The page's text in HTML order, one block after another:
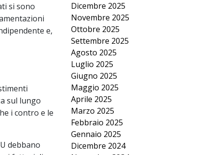
si sono
e,
sul lungo
i contro e le
debbano
Dicembre 2025
Novembre 2025
Ottobre 2025
Settembre 2025
Agosto 2025
Luglio 2025
Giugno 2025
Maggio 2025
Aprile 2025
Marzo 2025
Febbraio 2025
Gennaio 2025
Dicembre 2024